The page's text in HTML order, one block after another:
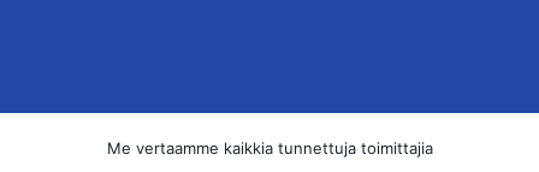
Me vertaamme kaikkia tunnettuja toimittajia